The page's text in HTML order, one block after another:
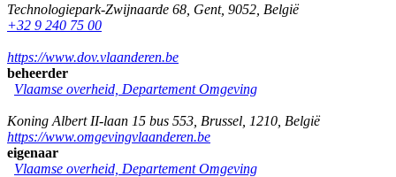
Technologiepark-Zwijnaarde 68 Gent, 9052 België
+32 9 240 75 00
https://www.dov.vlaanderen.be
beheerder
Vlaamse overheid, Departement Omgeving
Koning Albert II-laan 15 bus 553 Brussel 1210 België
https://www.omgevingvlaanderen.be
eigenaar
Vlaamse overheid, Departement Omgeving